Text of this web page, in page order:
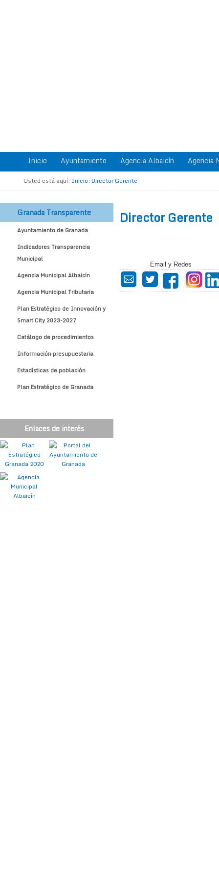
Inicio Ayuntamiento Agencia Albaicín Agencia
Usted está aquí: Inicio: Director Gerente
Granada Transparente
Ayuntamiento de Granada
Indicadores Transparencia
Municipal
Agencia Municipal Albaicín
Agencia Municipal Tributaria
Plan Estratégico de Innovación y
Smart City 2023-2027
Catálogo de procedimientos
Información presupuestaria
Estadísticas de población
Plan Estratégico de Granada
Enlaces de interés
Director Gerente
Email y Redes